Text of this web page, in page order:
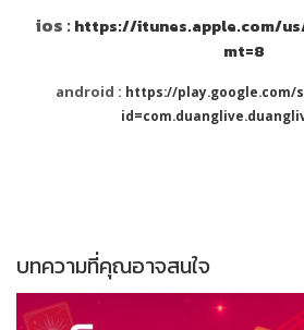
ios :https://itunes.apple.com/us/
mt=8
android : https://play.google.com/
บทความที่คุณอาจสนใจ